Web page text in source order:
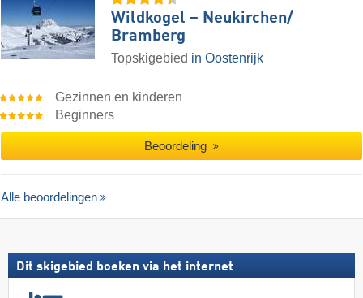
Wildkogel – Neukirchen/​
Bramberg
Topskigebied in Oostenrijk
Gezinnen en kinderen
Beginners
Beoordeling
Alle beoordelingen
Dit skigebied boeken via het internet